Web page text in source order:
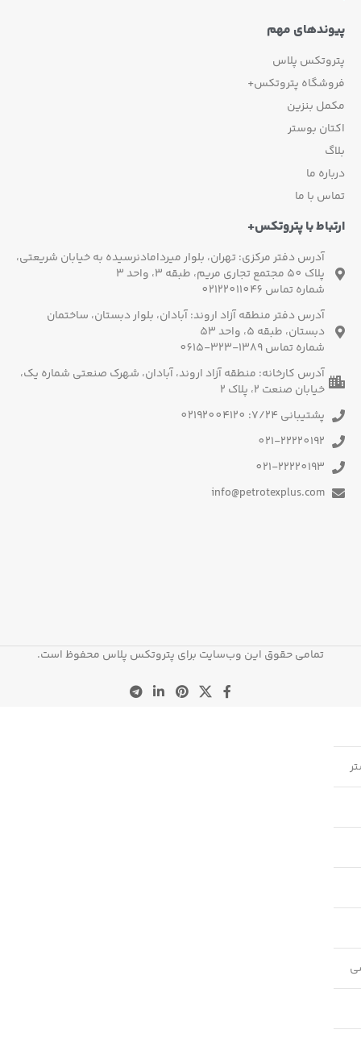
مهم
پلاس
پتروتکس+
بنزین
بوستر
ما
با ما
با پتروتکس+
آدرس دفتر مرکزی: تهران، بلوار میردامادنرسیده به خیابان شریعتی،
پلاک 50 مجتمع تجاری مریم، طبقه 3، واحد 3
شماره تماس 02122011046
آدرس دفتر منطقه آزاد اروند: آبادان، بلوار دبستان، ساختمان
دبستان، طبقه 5، واحد 53
شماره تماس 1389-323-0615
آدرس کارخانه: منطقه آزاد اروند، آبادان، شهرک صنعتی شماره یک،
خیابان صنعت 2، پلاک 2
پشتیبانی 7/24: 02192004120
021-22220192
021-22220193
info@petrotexplus.com
تمامی حقوق این وب‌سایت برای پتروتکس پلاس محفوظ است.